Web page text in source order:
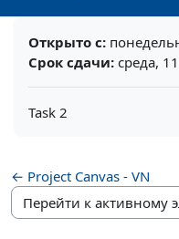
Открыто с:
Срок сдачи: среда,
Task 2
← Project Canvas - VN
Перейти к активному